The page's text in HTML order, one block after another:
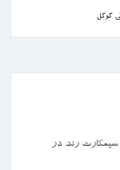
گوگل
رند در